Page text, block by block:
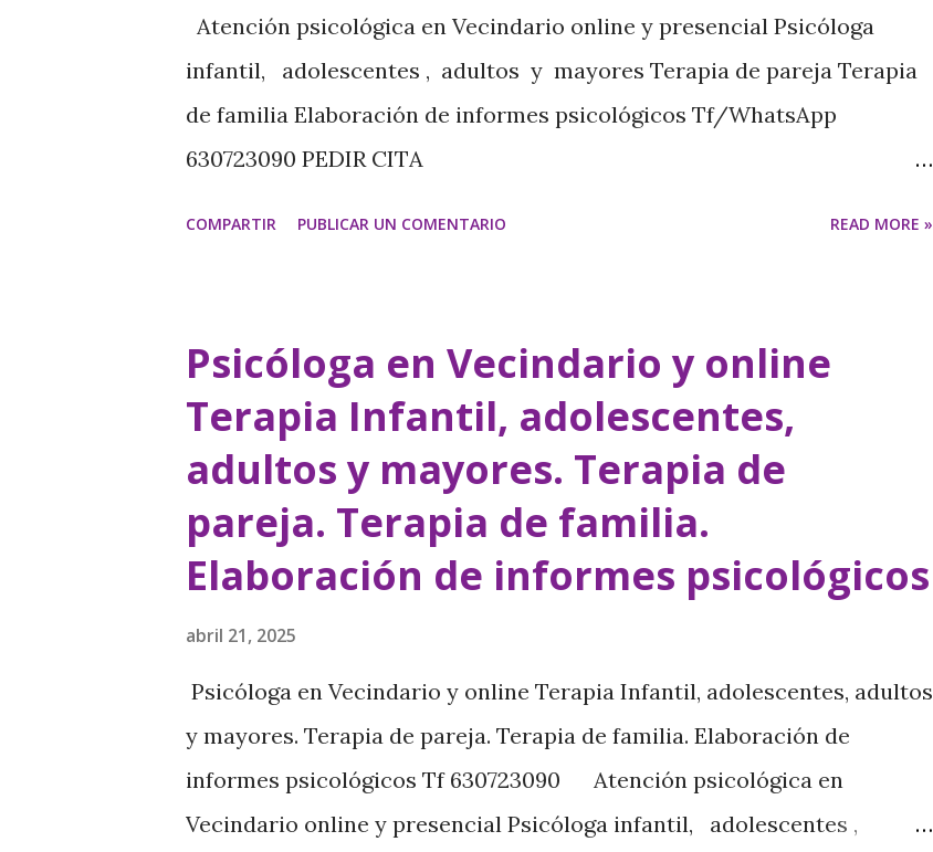
Atención psicológica en Vecindario online y presencial Psicóloga
infantil, adolescentes , adultos y mayores Terapia de pareja Terapia
de familia Elaboración de informes psicológicos Tf/WhatsApp
630723090 PEDIR CITA
aproximadamente del 2% en mujeres y menos del 0,01% en hombres.
Existen dos clasificaciones de hipotiroidismo: una basada en la
ubicación de la alteración dentro del eje y otra, en la gravedad de los
síntomas. Según la ubicación de la alteración se dividen en:
Hipotiroidismo primario : la alteración está ubicada en la glándula
tiroides. Hipotiroidismo secundario : se produce por un déficit de
producción de TSH en la hipófisis. Hipotiroidismo terciario : déficit en
la producción de TRH . Segú...
COMPARTIR PUBLICAR UN COMENTARIO READ MORE »
Psicóloga en Vecindario y online
Terapia Infantil, adolescentes,
adultos y mayores. Terapia de
pareja. Terapia de familia.
Elaboración de informes psicológicos
abril 21, 2025
Psicóloga en Vecindario y online Terapia Infantil, adolescentes, adultos
y mayores. Terapia de pareja. Terapia de familia. Elaboración de
informes psicológicos Tf 630723090 Atención psicológica en
Vecindario online y presencial Psicóloga infantil, adolescentes ,